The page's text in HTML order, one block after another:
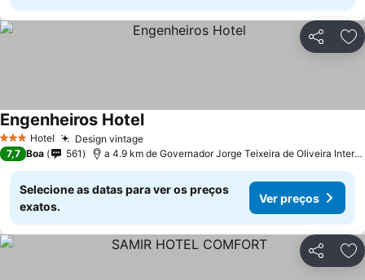
Partilhar
3 EstrelasHotel Design vintageVer preços
Engenheiros HotelVer preços
7,7 Boa 561 a 4.9 km de Governador Jorge Teixeira de Oliveira
Selecione as datas para ver os preços
exatos.
Ver preços
Partilhar